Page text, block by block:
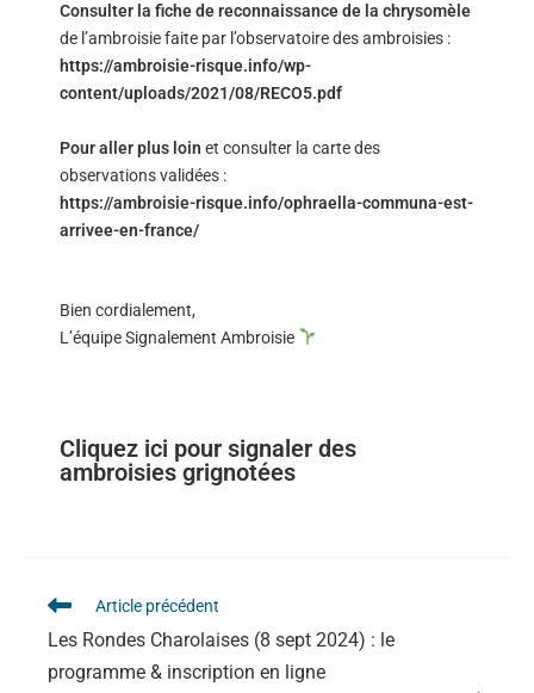
Consulter la fiche de reconnaissance de la chrysomèle
de l’ambroisie faite par l’observatoire des ambroisies :
https://ambroisie-risque.info/wp-
content/uploads/2021/08/RECO5.pdf
Pour aller plus loin et consulter la carte des
observations validées :
https://ambroisie-risque.info/ophraella-communa-est-
arrivee-en-france/
Bien cordialement,
L’équipe Signalement Ambroisie
Cliquez ici pour signaler des
ambroisies grignotées
Article précédent
Les Rondes Charolaises (8 sept 2024) : le
programme & inscription en ligne